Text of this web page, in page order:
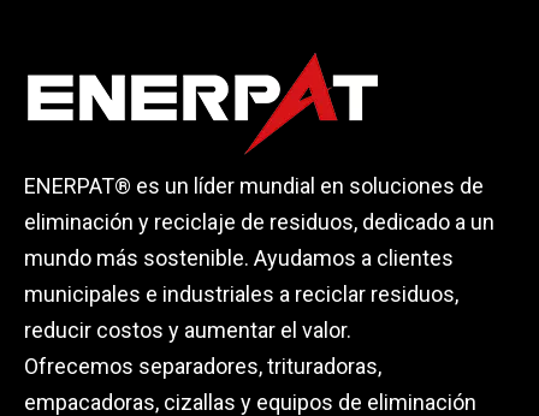
ENERPAT® es un líder mundial en soluciones de
eliminación y reciclaje de residuos, dedicado a un
mundo más sostenible. Ayudamos a clientes
municipales e industriales a reciclar residuos,
reducir costos y aumentar el valor.
Ofrecemos separadores, trituradoras,
empacadoras, cizallas y equipos de eliminación